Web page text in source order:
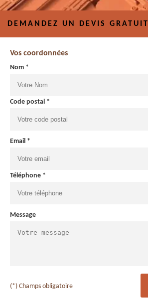
DEMANDEZ UN DEVIS GRATUIT
Vos coordonnées
Nom *
Code postal *
Email *
Téléphone *
Message
(*) Champs obligatoire